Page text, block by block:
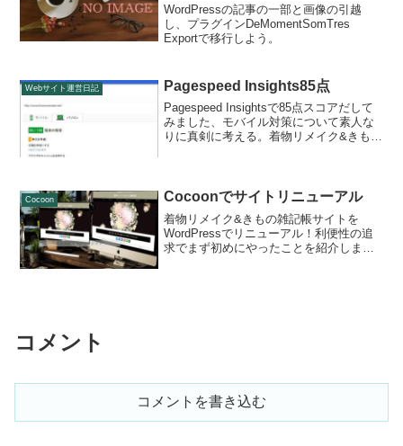
WordPressの記事の一部と画像の引越
し、プラグインDeMomentSomTres
Exportで移行しよう。
Webサイト運営日記 Pagespeed Insights85点
Pagespeed Insightsで85点スコアだして
みました、モバイル対策について素人な
りに真剣に考える。着物リメイク&きもの
Cocoon Cocoonでサイトリニューアル
着物リメイク&きもの雑記帳サイトを
WordPressでリニューアル！利便性の追
求でまず初めにやったことを紹介しま
コメント
コメントを書き込む